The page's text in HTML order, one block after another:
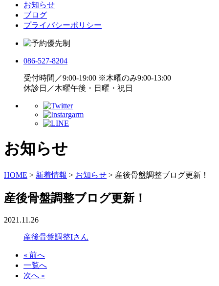
お知らせ
ブログ
プライバシーポリシー
086-527-8204
受付時間／9:00-19:00 ※木曜のみ9:00-13:00
休診日／木曜午後・日曜・祝日
お知らせ
HOME > 新着情報 > お知らせ > 産後骨盤調整ブログ更新！
産後骨盤調整ブログ更新！
2021.11.26
産後骨盤調整Iさん
« 前へ
一覧へ
次へ »